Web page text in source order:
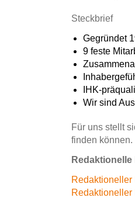
Steckbrief
Gegründet
9 feste
IHK-
Wir sind
Für uns stellt
finden können.
Redaktionelle
Redaktioneller
Redaktioneller